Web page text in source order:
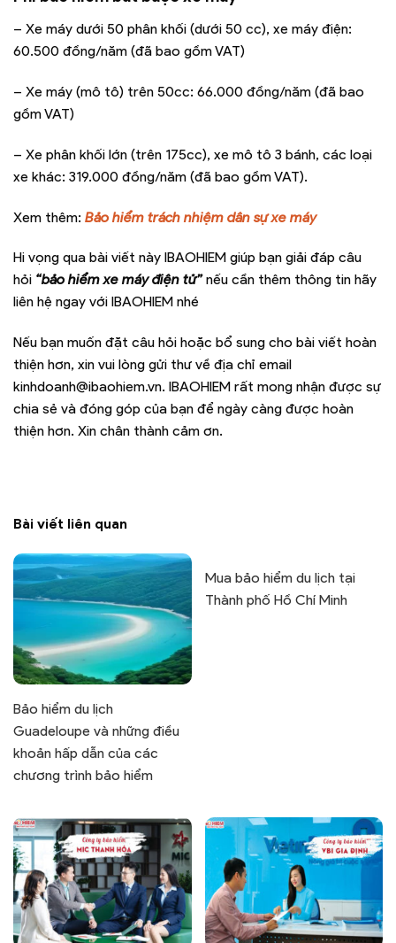
– Xe máy dưới 50 phân khối (dưới 50 cc), xe máy điện:
60.500 đồng/năm (đã bao gồm VAT)
– Xe máy (mô tô) trên 50cc: 66.000 đồng/năm (đã bao
gồm VAT)
– Xe phân khối lớn (trên 175cc), xe mô tô 3 bánh, các loại
xe khác: 319.000 đồng/năm (đã bao gồm VAT).
Xem thêm: Bảo hiểm trách nhiệm dân sự xe máy
Hi vọng qua bài viết này IBAOHIEM giúp bạn giải đáp câu
hỏi “bảo hiểm xe máy điện tử”nếu cần thêm thông tin hãy
liên hệ ngay với IBAOHIEM nhé
Nếu bạn muốn đặt câu hỏi hoặc bổ sung cho bài viết hoàn
thiện hơn, xin vui lòng gửi thư về địa chỉ email
kinhdoanh@ibaohiem.vn. IBAOHIEM rất mong nhận được sự
chia sẻ và đóng góp của bạn để ngày càng được hoàn
thiện hơn. Xin chân thành cảm ơn.
Bài viết liên quan
Bảo hiểm du lịch
Guadeloupe và những điều
khoản hấp dẫn của các
chương trình bảo hiểm
Mua bảo hiểm du lịch tại
Thành phố Hồ Chí Minh